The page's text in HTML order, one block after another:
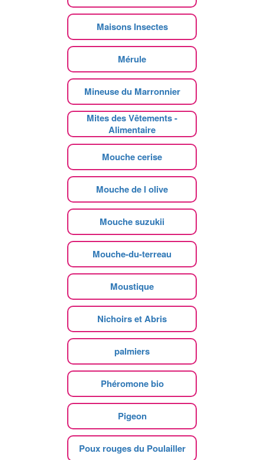
Maisons Insectes
Mérule
Mineuse du Marronnier
Mites des Vêtements -
Alimentaire
Mouche cerise
Mouche de l olive
Mouche suzukii
Mouche-du-terreau
Moustique
Nichoirs et Abris
palmiers
Phéromone bio
Pigeon
Poux rouges du Poulailler